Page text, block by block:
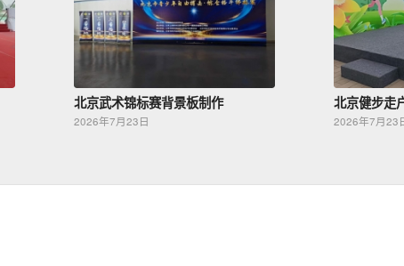
北京武术锦标赛背景板制作
2026年7月23日
北京健步走
2026年7月23